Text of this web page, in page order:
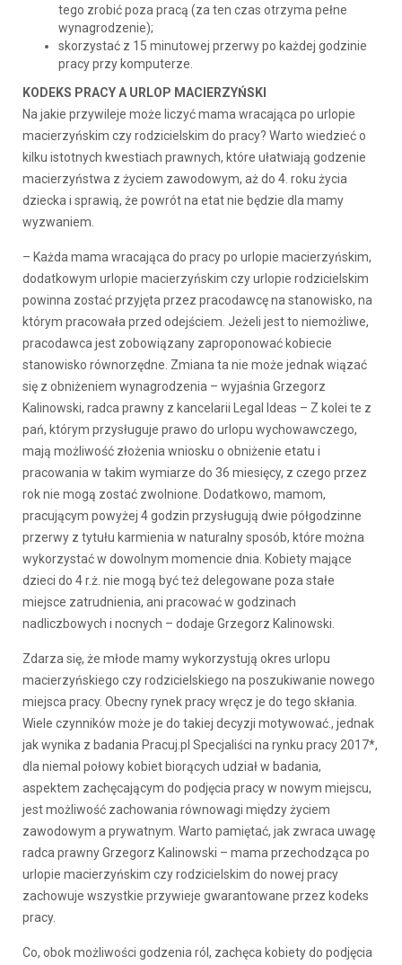
tego zrobić poza pracą (za ten czas otrzyma pełne
wynagrodzenie);
skorzystać z 15 minutowej przerwy po każdej godzinie
pracy przy komputerze.
KODEKS PRACY A URLOP MACIERZYŃSKI
Na jakie przywileje może liczyć mama wracająca po urlopie
macierzyńskim czy rodzicielskim do pracy? Warto wiedzieć o
kilku istotnych kwestiach prawnych, które ułatwiają godzenie
macierzyństwa z życiem zawodowym, aż do 4. roku życia
dziecka i sprawią, że powrót na etat nie będzie dla mamy
wyzwaniem.
– Każda mama wracająca do pracy po urlopie macierzyńskim,
dodatkowym urlopie macierzyńskim czy urlopie rodzicielskim
powinna zostać przyjęta przez pracodawcę na stanowisko, na
którym pracowała przed odejściem. Jeżeli jest to niemożliwe,
pracodawca jest zobowiązany zaproponować kobiecie
stanowisko równorzędne. Zmiana ta nie może jednak wiązać
się z obniżeniem wynagrodzenia – wyjaśnia Grzegorz
Kalinowski, radca prawny z kancelarii Legal Ideas – Z kolei te z
pań, którym przysługuje prawo do urlopu wychowawczego,
mają możliwość złożenia wniosku o obniżenie etatu i
pracowania w takim wymiarze do 36 miesięcy, z czego przez
rok nie mogą zostać zwolnione. Dodatkowo, mamom,
pracującym powyżej 4 godzin przysługują dwie półgodzinne
przerwy z tytułu karmienia w naturalny sposób, które można
wykorzystać w dowolnym momencie dnia. Kobiety mające
dzieci do 4 r.ż. nie mogą być też delegowane poza stałe
miejsce zatrudnienia, ani pracować w godzinach
nadliczbowych i nocnych – dodaje Grzegorz Kalinowski.
Zdarza się, że młode mamy wykorzystują okres urlopu
macierzyńskiego czy rodzicielskiego na poszukiwanie nowego
miejsca pracy. Obecny rynek pracy wręcz je do tego skłania.
Wiele czynników może je do takiej decyzji motywować., jednak
jak wynika z badania Pracuj.pl Specjaliści na rynku pracy 2017*,
dla niemal połowy kobiet biorących udział w badania,
aspektem zachęcającym do podjęcia pracy w nowym miejscu,
jest możliwość zachowania równowagi między życiem
zawodowym a prywatnym. Warto pamiętać, jak zwraca uwagę
radca prawny Grzegorz Kalinowski – mama przechodząca po
urlopie macierzyńskim czy rodzicielskim do nowej pracy
zachowuje wszystkie przywieje gwarantowane przez kodeks
pracy.
Co, obok możliwości godzenia ról, zachęca kobiety do podjęcia